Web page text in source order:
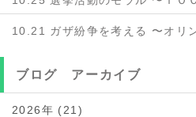
10.21 ガザ紛争を考える 〜オリ
ブログ アーカイブ
2026年 (21)